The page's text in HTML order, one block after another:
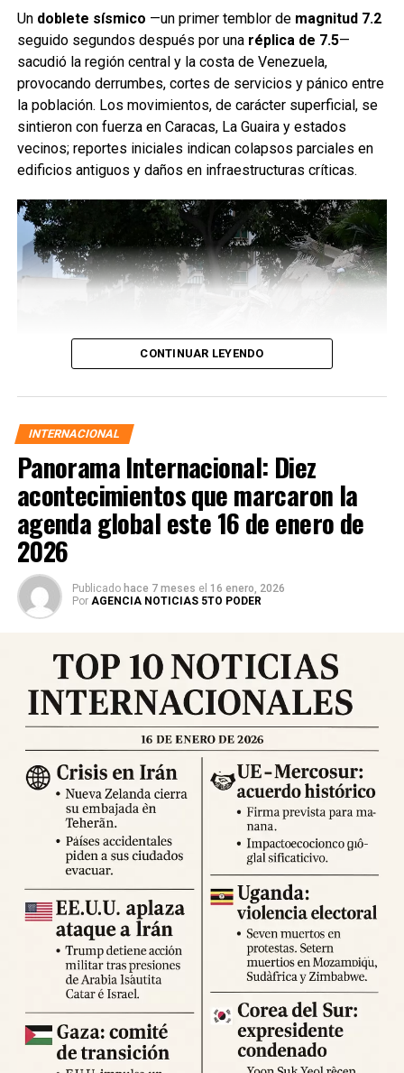
Un doblete sísmico —un primer temblor de magnitud 7.2
seguido segundos después por una réplica de 7.5—
sacudió la región central y la costa de Venezuela,
provocando derrumbes, cortes de servicios y pánico entre
la población. Los movimientos, de carácter superficial, se
sintieron con fuerza en Caracas, La Guaira y estados
vecinos; reportes iniciales indican colapsos parciales en
edificios antiguos y daños en infraestructuras críticas.
Las autoridades activaron protocolos de emergencia,
desplegaron equipos de búsqueda y rescate y ordenaron
cortes preventivos de gas y electricidad en zonas
de heridos y víctimas mortales
, mientras que las
labores de evaluación continúan y se espera que las cifras
se actualicen en las próximas horas. Se recomienda a la
población permanecer en espacios abiertos, evitar
desplazamientos innecesarios y seguir las indicaciones
de los cuerpos de emergencia.
CONTINUAR LEYENDO
INTERNACIONAL
Panorama Internacional: Diez
acontecimientos que marcaron la
agenda global este 16 de enero de
2026
Publicado hace 7 meses el 16 enero, 2026
Por AGENCIA NOTICIAS 5TO PODER